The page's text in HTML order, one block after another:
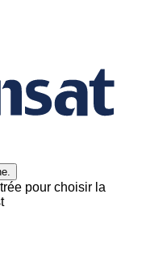
pour choisir la